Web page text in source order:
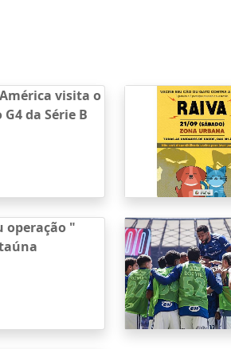
visita o
da Série B
operação "